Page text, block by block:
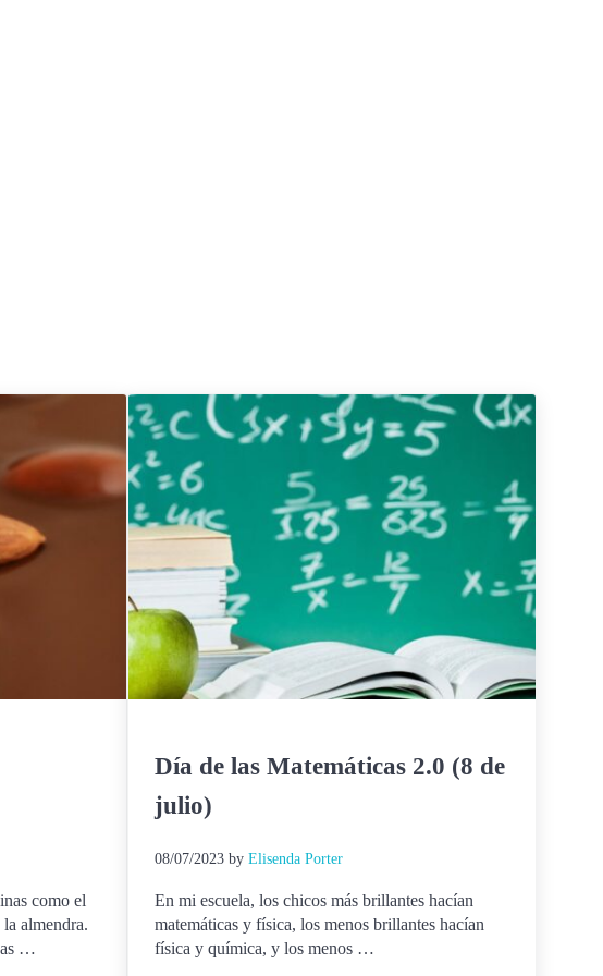
como el
almendra.
…
Día de las Matemáticas 2.0 (8 de
julio)
08/07/2023 by Elisenda Porter
En mi escuela, los chicos más brillantes hacían
matemáticas y física, los menos brillantes hacían
física y química, y los menos …